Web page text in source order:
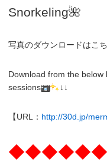
Snorkeling🌺
写真のダウンロードはこ
Download from the
sessions
↓↓
【URL： http://30d.jp/